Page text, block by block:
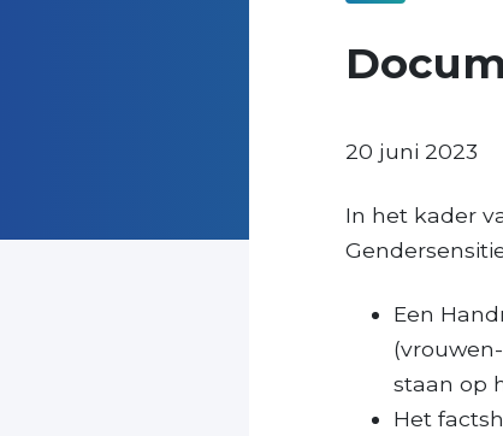
20 juni 2023
In het kader
Een
staan op
Het